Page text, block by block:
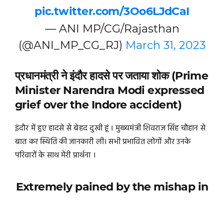
pic.twitter.com/3Oo6LJdCaI
— ANI MP/CG/Rajasthan
(@ANI_MP_CG_RJ) March 31, 2023
प्रधानमंत्री ने इंदौर हादसे पर जताया शोक (Prime
Minister Narendra Modi expressed
grief over the Indore accident)
इंदौर में हुए हादसे से बेहद दुखी हूं । मुख्यमंत्री शिवराज सिंह चौहान से
बात कर स्थिति की जानकारी ली। सभी प्रभावित लोगों और उनके
परिवारों के साथ मेरी प्रार्थना ।
Extremely pained by the mishap in